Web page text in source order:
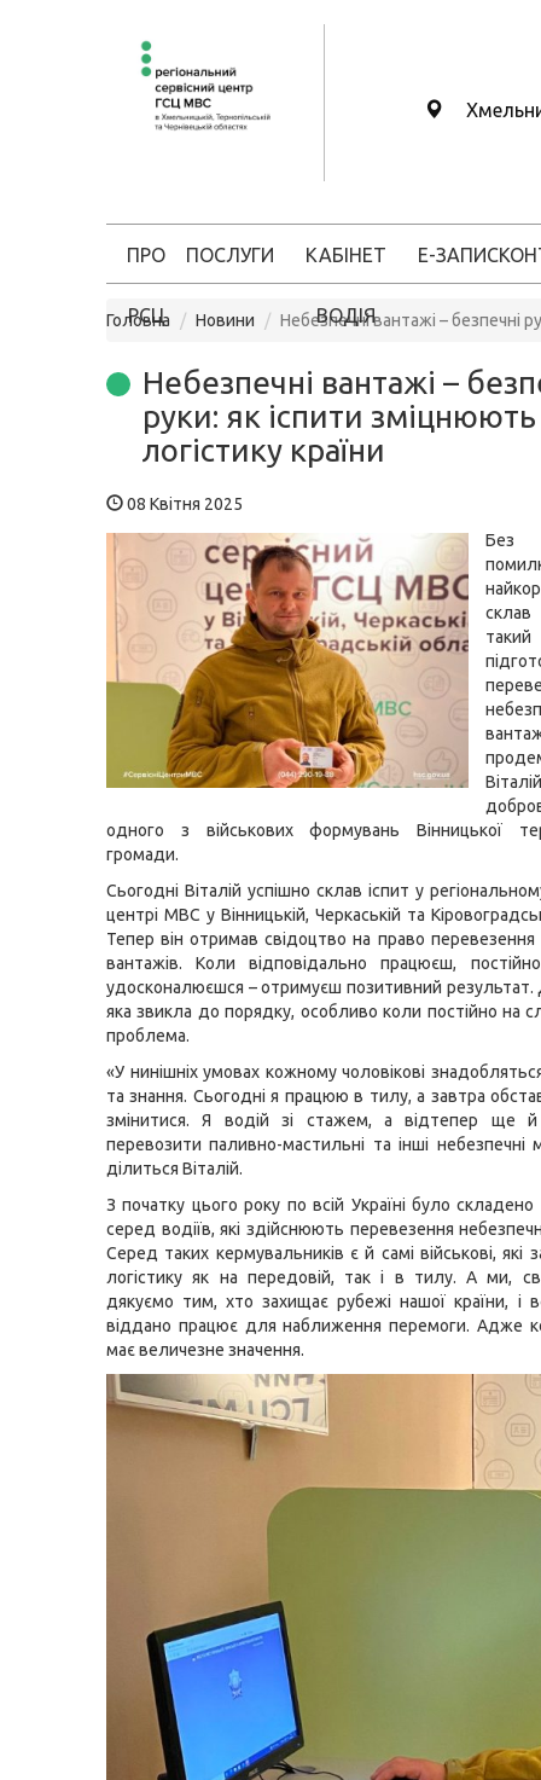
ПРО
РСЦ
ПОСЛУГИ КАБІНЕТ
ВОДІЯ
Е-ЗАПИС
Головна Новини Небезпечні вантажі – безпечні
Небезпечні вантажі –
руки: як іспити зміцнюють
логістику країни
08 Квітня 2025
Без
склав
одного з військових формувань Вінницької
громади.
Сьогодні Віталій успішно склав іспит у
центрі МВС у Вінницькій, Черкаській та
Тепер він отримав свідоцтво на право перевезення
вантажів. Коли відповідально працюєш,
удосконалюєшся – отримуєш позитивний
яка звикла до порядку, особливо коли постійно на
проблема.
«У нинішніх умовах кожному чоловікові знадобляться
та знання. Сьогодні я працюю в тилу, а завтра
змінитися. Я водій зі стажем, а відтепер ще
перевозити паливно-мастильні та інші небезпечні
ділиться Віталій.
З початку цього року по всій Україні було
серед водіїв, які здійснюють перевезення
Серед таких кермувальників є й самі військові, які
логістику як на передовій, так і в тилу. А ми,
дякуємо тим, хто захищає рубежі нашої країни, і
віддано працює для наближення перемоги. Адже
має величезне значення.